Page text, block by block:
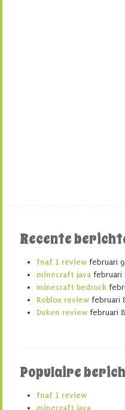
Recente
fnaf 1 review februari
minecraft java februari
minecraft bedrock
Roblox review februari
Duken review februari
Populaire
fnaf 1 review
minecraft java